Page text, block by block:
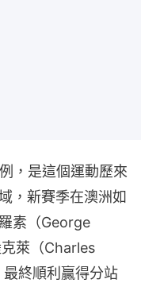
，是這個運動歷來
，新賽季在澳洲如
素（George
萊（Charles
終順利贏得分站